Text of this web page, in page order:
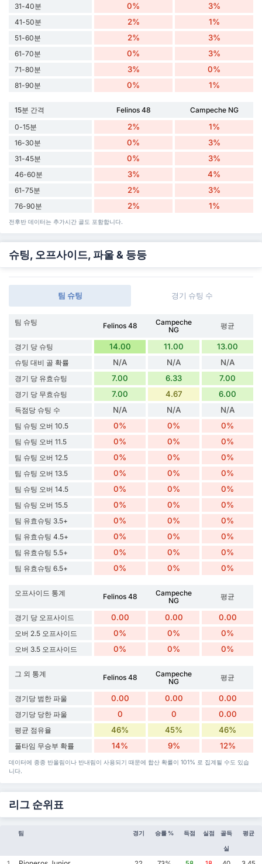
31-40분 0% 3%
41-50분 2% 1%
51-60분 2% 3%
61-70분 0% 3%
71-80분 3% 0%
81-90분 0% 1%
15분 간격 Felinos 48
Campeche NG
0-15분
2% 1%
16-30분 0% 3%
31-45분 0% 3%
46-60분 3% 4%
61-75분 2% 3%
76-90분 2% 1%
전후반 데이터는 추가시간 골도 포함합니다.
슈팅, 오프사이드, 파울 & 등등
팀 슈팅 경기 슈팅 수
팀 슈팅 Felinos 48
Campeche
NG
평균
경기 당 슈팅 14.00 11.00 13.00
슈팅 대비 골 확률 N/A N/A N/A
경기 당 유효슈팅 7.00 6.33 7.00
경기 당 무효슈팅 7.00 4.67 6.00
득점당 슈팅 수 N/A N/A N/A
팀 슈팅 오버 10.5 0% 0% 0%
팀 슈팅 오버 11.5 0% 0% 0%
팀 슈팅 오버 12.5 0% 0% 0%
팀 슈팅 오버 13.5 0% 0% 0%
팀 슈팅 오버 14.5 0% 0% 0%
팀 슈팅 오버 15.5 0% 0% 0%
팀 유효슈팅 3.5+ 0% 0% 0%
팀 유효슈팅 4.5+ 0% 0% 0%
팀 유효슈팅 5.5+ 0% 0% 0%
팀 유효슈팅 6.5+ 0% 0% 0%
오프사이드 통계 Felinos 48
Campeche
NG
평균
경기 당 오프사이드 0.00 0.00 0.00
오버 2.5 오프사이드 0% 0% 0%
오버 3.5 오프사이드 0% 0% 0%
그 외 통계 Felinos 48
Campeche
NG
평균
경기당 범한 파울 0.00 0.00 0.00
경기당 당한 파울 0 0 0.00
평균 점유율 46% 45% 46%
풀타임 무승부 확률 14% 9% 12%
데이터에 종종 반올림이나 반내림이 사용되기 때문에 합산 확률이 101% 로 집계될 수도 있습
니다.
리그 순위표
팀 경기 승률 % 득점 실점 골득
실
평균